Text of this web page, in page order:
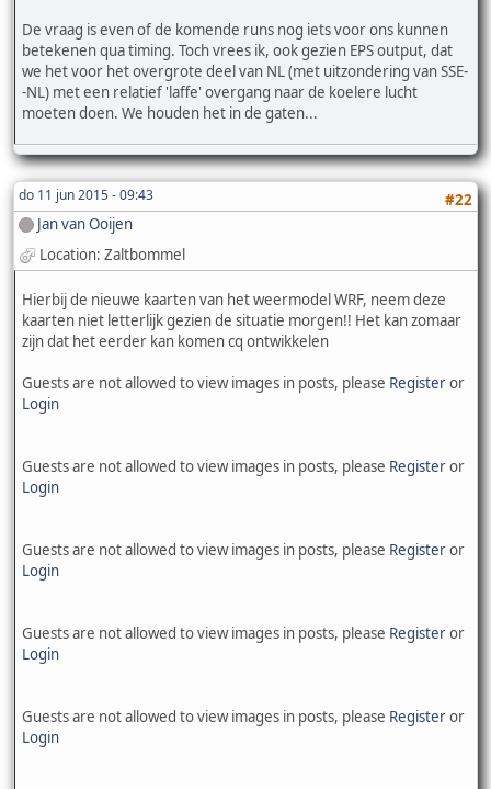
De vraag is even of de komende runs nog iets voor ons kunnen
betekenen qua timing. Toch vrees ik, ook gezien EPS output, dat
we het voor het overgrote deel van NL (met uitzondering van SSE-
-NL) met een relatief 'laffe' overgang naar de koelere lucht
moeten doen. We houden het in de gaten...
do 11 jun 2015 - 09:43
#22
Jan van Ooijen
Location: Zaltbommel
Hierbij de nieuwe kaarten van het weermodel WRF, neem deze
kaarten niet letterlijk gezien de situatie morgen!! Het kan zomaar
zijn dat het eerder kan komen cq ontwikkelen
Guests are not allowed to view images in posts, please Registeror
Login
Guests are not allowed to view images in posts, please Registeror
Login
Guests are not allowed to view images in posts, please Registeror
Login
Guests are not allowed to view images in posts, please Registeror
Login
Guests are not allowed to view images in posts, please Registeror
Login